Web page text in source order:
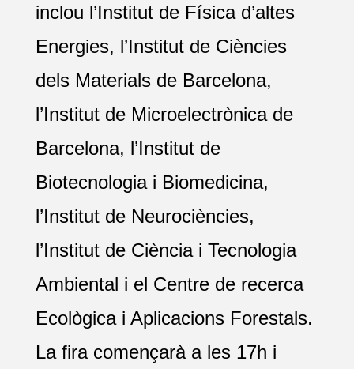
inclou l’Institut de Física d’altes
Energies, l’Institut de Ciències
dels Materials de Barcelona,
l’Institut de Microelectrònica de
Barcelona, l’Institut de
Biotecnologia i Biomedicina,
l’Institut de Neurociències,
l’Institut de Ciència i Tecnologia
Ambiental i el Centre de recerca
Ecològica i Aplicacions Forestals.
La fira començarà a les 17h i